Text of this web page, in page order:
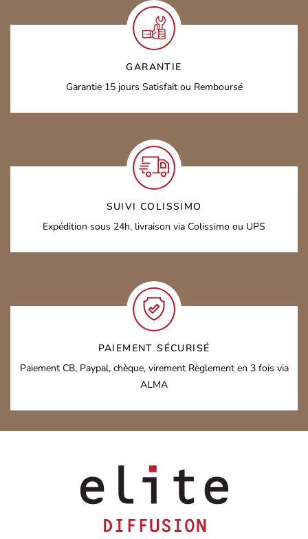
GARANTIE
Garantie 15 jours Satisfait ou Remboursé
SUIVI COLISSIMO
Expédition sous 24h, livraison via Colissimo ou UPS
PAIEMENT SÉCURISÉ
Paiement CB, Paypal, chèque, virementRèglement en 3 fois via
ALMA